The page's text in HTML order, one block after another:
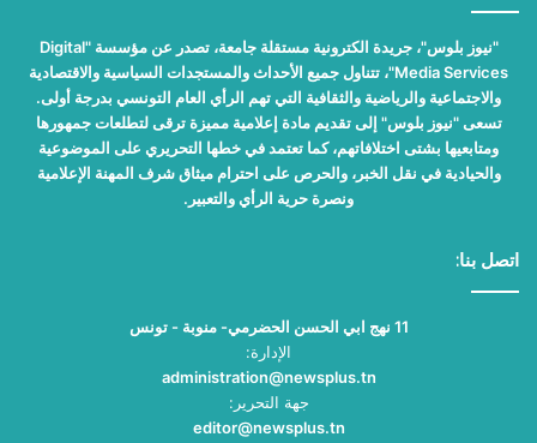
"نيوز بلوس"، جريدة الكترونية مستقلة جامعة، تصدر عن مؤسسة "Digital
Media Services"، تتناول جميع الأحداث والمستجدات السياسية والاقتصادية
والاجتماعية والرياضية والثقافية التي تهم الرأي العام التونسي بدرجة أولى.
تسعى "نيوز بلوس" إلى تقديم مادة إعلامية مميزة ترقى لتطلعات جمهورها
ومتابعيها بشتى اختلافاتهم، كما تعتمد في خطها التحريري على الموضوعية
والحيادية في نقل الخبر، والحرص على احترام ميثاق شرف المهنة الإعلامية
ونصرة حرية الرأي والتعبير.
اتصل بنا:
11 نهج ابي الحسن الحضرمي- منوبة - تونس
الإدارة:
administration@newsplus.tn
جهة التحرير:
editor@newsplus.tn